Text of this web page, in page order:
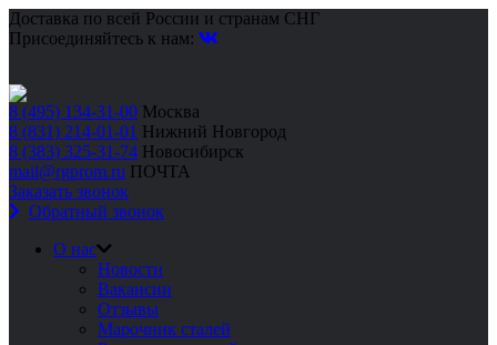
Доставка по всей России и странам СНГ
Присоединяйтесь к нам:
8 (495) 134-31-00 Москва
8 (831) 214-01-01 Нижний Новгород
8 (383) 325-31-74 Новосибирск
mail@rgprom.ru ПОЧТА
Заказать звонок
Обратный звонок
О нас
Новости
Вакансии
Отзывы
Марочник сталей